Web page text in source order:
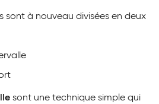
sont à nouveau divisées en deux
sont une technique simple qui